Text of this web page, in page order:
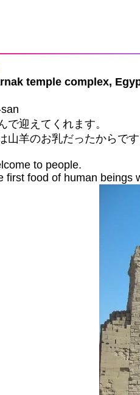
temple complex,
で迎えてくれます。
山羊のお乳だったからです
to people.
first food of human beings